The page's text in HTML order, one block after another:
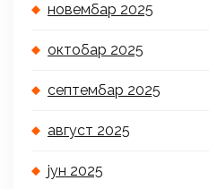
новембар 2025
октобар 2025
септембар 2025
август 2025
јун 2025